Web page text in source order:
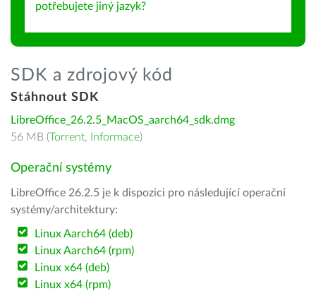
potřebujete jiný jazyk?
SDK a zdrojový kód
Stáhnout SDK
LibreOffice_26.2.5_MacOS_aarch64_sdk.dmg
56 MB (Torrent, Informace)
Operační systémy
LibreOffice 26.2.5 je k dispozici pro následující operační
systémy/architektury:
Linux Aarch64 (deb)
Linux Aarch64 (rpm)
Linux x64 (deb)
Linux x64 (rpm)